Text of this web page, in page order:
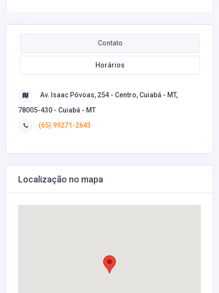
Contato
Horários
Av. Isaac Póvoas, 254 - Centro, Cuiabá - MT,
78005-430 - Cuiabá - MT
(65) 99271-2643
Localização no mapa